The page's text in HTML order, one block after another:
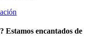
Estamos encantados de